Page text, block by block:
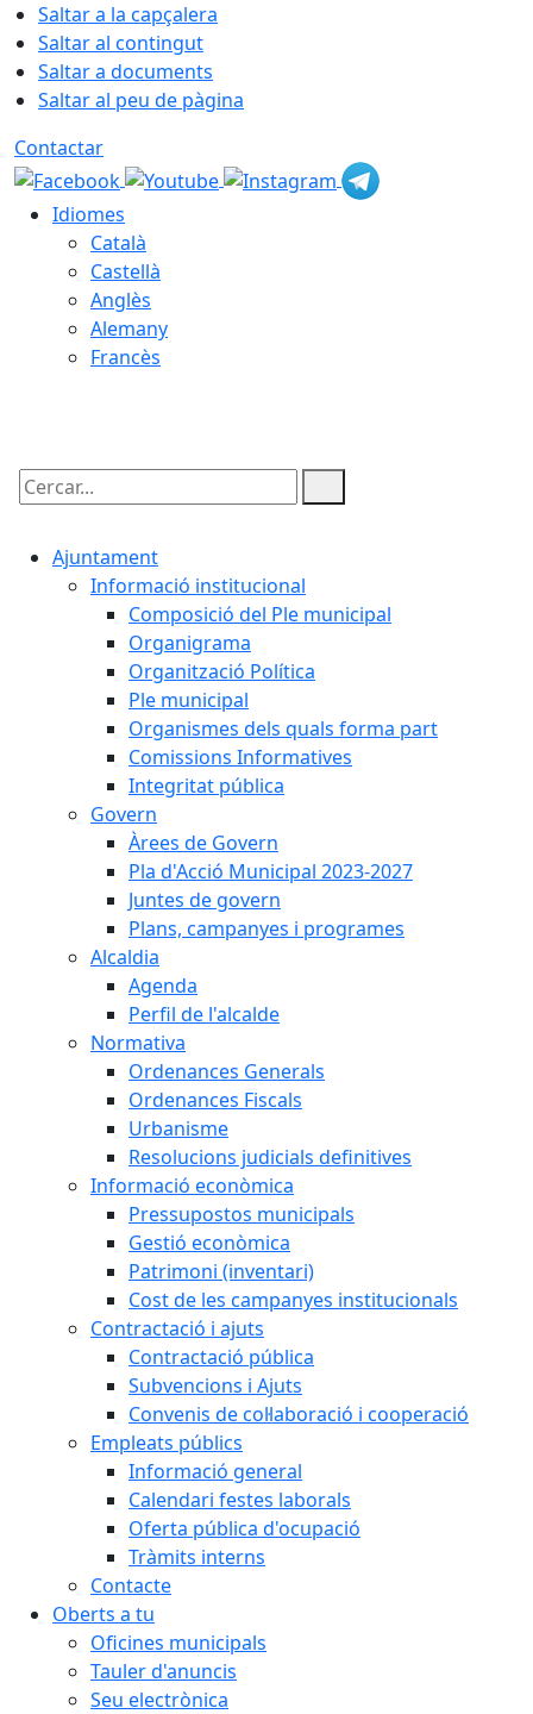
Saltar a la capçalera
Saltar al contingut
Saltar a documents
Saltar al peu de pàgina
Contactar
Idiomes
Català
Castellà
Anglès
Alemany
Francès
Cercar:
Ajuntament
Informació institucional
Composició del Ple municipal
Organigrama
Organització Política
Ple municipal
Organismes dels quals forma part
Comissions Informatives
Integritat pública
Govern
Àrees de Govern
Pla d'Acció Municipal 2023-2027
Juntes de govern
Plans, campanyes i programes
Alcaldia
Agenda
Perfil de l'alcalde
Normativa
Ordenances Generals
Ordenances Fiscals
Urbanisme
Resolucions judicials definitives
Informació econòmica
Pressupostos municipals
Gestió econòmica
Patrimoni (inventari)
Cost de les campanyes institucionals
Contractació i ajuts
Contractació pública
Subvencions i Ajuts
Convenis de col·laboració i cooperació
Empleats públics
Informació general
Calendari festes laborals
Oferta pública d'ocupació
Tràmits interns
Contacte
Oberts a tu
Oficines municipals
Tauler d'anuncis
Seu electrònica